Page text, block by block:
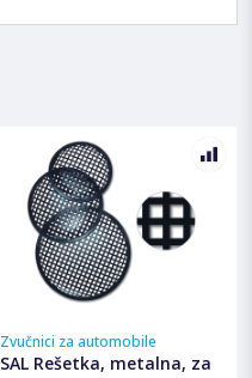
Zvučnici za automobile
SAL Rešetka, metalna, za